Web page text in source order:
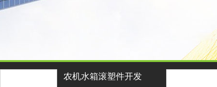
农机水箱滚塑件开发